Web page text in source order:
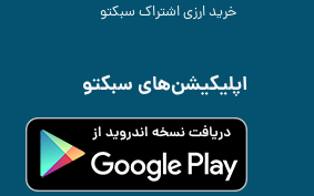
خرید ارزی اشتراک سبکتو
اپلیکیشن‌های سبکتو